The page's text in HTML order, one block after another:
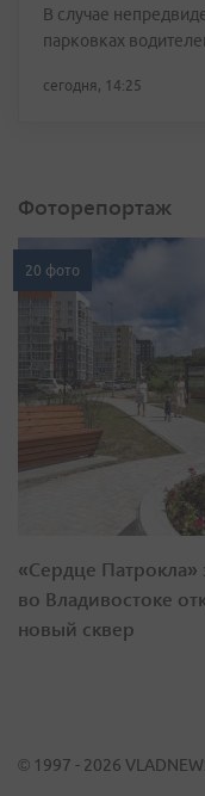
В случае
парковках
сегодня, 14:25
Фоторепортаж
20 фото
«Сердце Патрокла»
во Владивостоке
новый сквер
© 1997 - 2026